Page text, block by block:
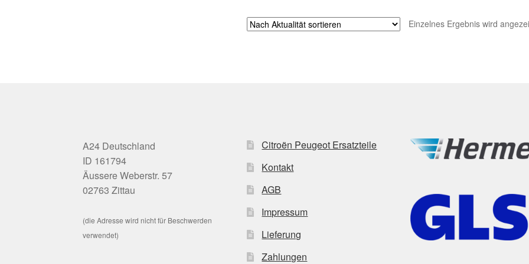
Einzelnes Ergebnis wird
A24 Deutschland
ID 161794
Äussere Weberstr. 57
02763 Zittau
(die Adresse wird nicht für Beschwerden
verwendet)
Citroën Peugeot Ersatzteile
Kontakt
AGB
Impressum
Lieferung
Zahlungen